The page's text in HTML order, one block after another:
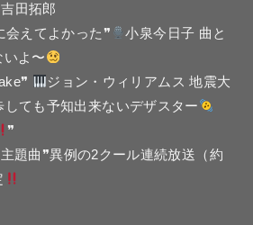
吉田拓郎
会えてよかった❞
小泉今日子 曲と
いよ〜
ジョン・ウィリアムス 地震大
しても予知出来ないデザスター
❞
題曲❞異例の2クール連続放送（約